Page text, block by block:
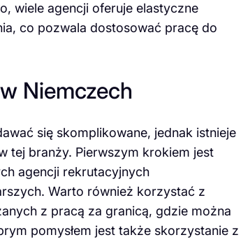
wiele agencji oferuje elastyczne
co pozwala dostosować pracę do
Niemczech
się skomplikowane, jednak istnieje
tej branży. Pierwszym krokiem jest
agencji rekrutacyjnych
Warto również korzystać z
z pracą za granicą, gdzie można
pomysłem jest także skorzystanie z